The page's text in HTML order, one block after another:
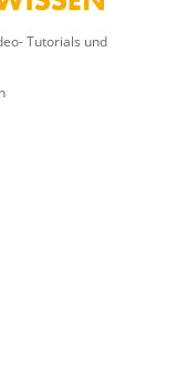
Tutorials und
Twitter